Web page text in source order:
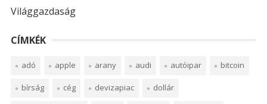
Világgazdaság
CÍMKÉK
adó apple arany audi autóipar bitcoin
bírság cég devizapiac dollár